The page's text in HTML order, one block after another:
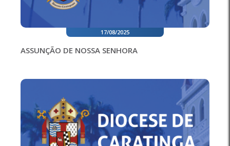
17/08/2025
ASSUNÇÃO DE NOSSA SENHORA